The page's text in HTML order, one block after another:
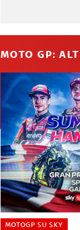
MOTO GP:
MOTOGP SU SKY